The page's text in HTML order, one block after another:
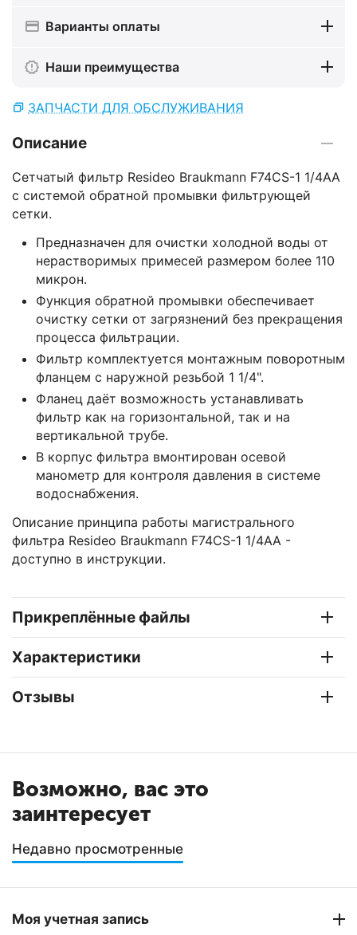
Варианты оплаты
Наши преимущества
ЗАПЧАСТИ ДЛЯ ОБСЛУЖИВАНИЯ
Описание
Сетчатый фильтр Resideo Braukmann F74CS-1 1/4AA
с системой обратной промывки фильтрующей
сетки.
Предназначен для очистки холодной воды от
нерастворимых примесей размером более 110
микрон.
Функция обратной промывки обеспечивает
очистку сетки от загрязнений без прекращения
процесса фильтрации.
Фильтр комплектуется монтажным поворотным
фланцем с наружной резьбой 1 1/4".
Фланец даёт возможность устанавливать
фильтр как на горизонтальной, так и на
вертикальной трубе.
В корпус фильтра вмонтирован осевой
манометр для контроля давления в системе
водоснабжения.
Описание принципа работы магистрального
фильтра Resideo Braukmann F74CS-1 1/4AA -
доступно в инструкции.
Прикреплённые файлы
Характеристики
Отзывы
Возможно, вас это
заинтересует
Недавно просмотренные
Моя учетная запись